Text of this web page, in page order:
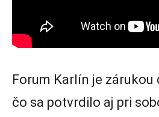
Forum Karlín je zárukou
čo sa potvrdilo aj pri